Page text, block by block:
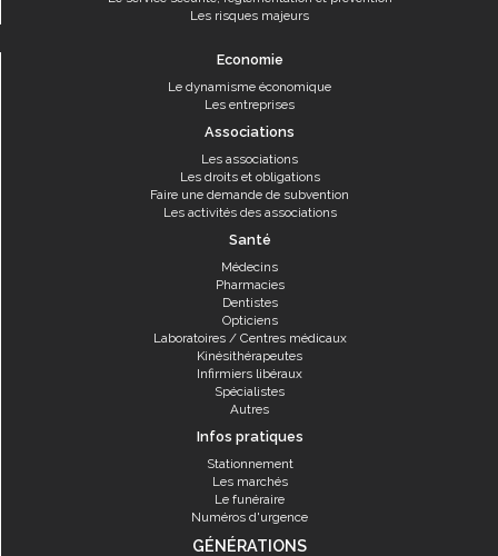
Les risques majeurs
Economie
Le dynamisme économique
Les entreprises
Associations
Les associations
Les droits et obligations
Faire une demande de subvention
Les activités des associations
Santé
Médecins
Pharmacies
Dentistes
Opticiens
Laboratoires / Centres médicaux
Kinésithérapeutes
Infirmiers libéraux
Spécialistes
Autres
Infos pratiques
Stationnement
Les marchés
Le funéraire
Numéros d'urgence
GÉNÉRATIONS